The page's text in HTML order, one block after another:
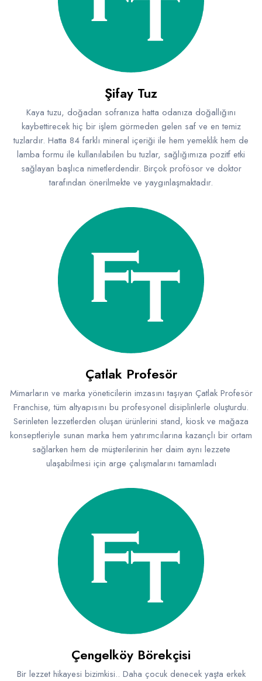
Şifay Tuz
Kaya tuzu, doğadan sofranıza hatta odanıza doğallığını
kaybettirecek hiç bir işlem görmeden gelen saf ve en temiz
tuzlardır. Hatta 84 farklı mineral içeriği ile hem yemeklik hem de
lamba formu ile kullanılabilen bu tuzlar, sağlığımıza pozitf etki
sağlayan başlıca nimetlerdendir. Birçok profösor ve doktor
tarafından önerilmekte ve yaygınlaşmaktadır.
Çatlak Profesör
Mimarların ve marka yöneticilerin imzasını taşıyan Çatlak Profesör
Franchise, tüm altyapısını bu profesyonel disiplinlerle oluşturdu.
Serinleten lezzetlerden oluşan ürünlerini stand, kiosk ve mağaza
konseptleriyle sunan marka hem yatırımcılarına kazançlı bir ortam
sağlarken hem de müşterilerinin her daim aynı lezzete
ulaşabilmesi için arge çalışmalarını tamamladı
Çengelköy Börekçisi
Bir lezzet hikayesi bizimkisi.. Daha çocuk denecek yaşta erkek